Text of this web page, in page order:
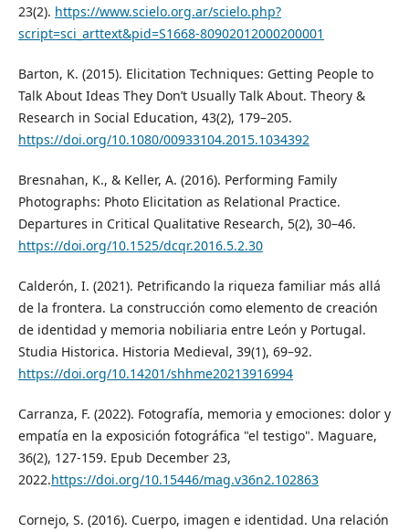
23(2). https://www.scielo.org.ar/scielo.php?
script=sci_arttext&pid=S1668-80902012000200001
Barton, K. (2015). Elicitation Techniques: Getting People to
Talk About Ideas They Don’t Usually Talk About. Theory &
Research in Social Education, 43(2), 179–205.
https://doi.org/10.1080/00933104.2015.1034392
Bresnahan, K., & Keller, A. (2016). Performing Family
Photographs: Photo Elicitation as Relational Practice.
Departures in Critical Qualitative Research, 5(2), 30–46.
https://doi.org/10.1525/dcqr.2016.5.2.30
Calderón, I. (2021). Petrificando la riqueza familiar más allá
de la frontera. La construcción como elemento de creación
de identidad y memoria nobiliaria entre León y Portugal.
Studia Historica. Historia Medieval, 39(1), 69–92.
https://doi.org/10.14201/shhme20213916994
Carranza, F. (2022). Fotografía, memoria y emociones: dolor y
empatía en la exposición fotográfica "el testigo". Maguare,
36(2), 127-159. Epub December 23,
2022.https://doi.org/10.15446/mag.v36n2.102863
Cornejo, S. (2016). Cuerpo, imagen e identidad. Una relación